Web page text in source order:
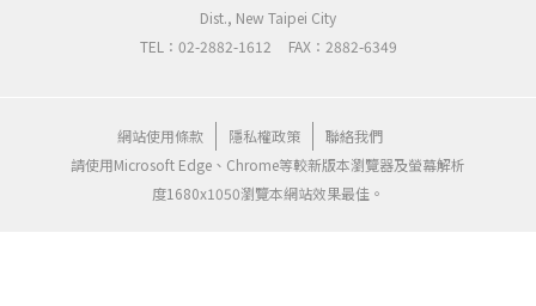
Dist., New Taipei City
TEL：02-2882-1612
FAX：2882-6349
網站使用條款 隱私權政策
聯絡我們
請使用Microsoft Edge、Chrome等較新版本瀏覽器及螢幕解析
度1680x1050瀏覽本網站效果最佳。